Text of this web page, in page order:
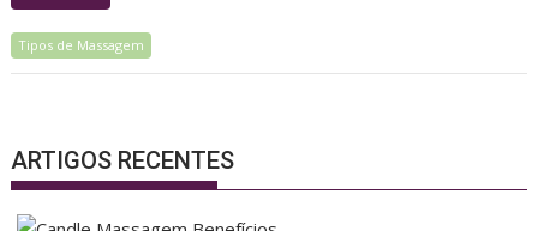
Tipos de Massagem
ARTIGOS RECENTES